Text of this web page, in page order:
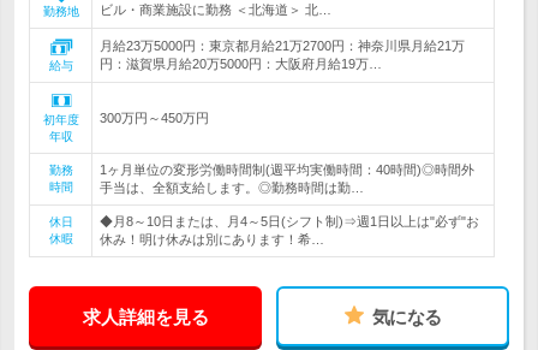
勤務地
ビル・商業施設に勤務 ＜北海道＞ 北…
給与
月給23万5000円：東京都月給21万2700円：神奈川県月給21万
円：滋賀県月給20万5000円：大阪府月給19万…
初年度
年収
300万円～450万円
勤務
時間
1ヶ月単位の変形労働時間制(週平均実働時間：40時間)◎時間外
手当は、全額支給します。◎勤務時間は勤…
休日
休暇
◆月8～10日または、月4～5日(シフト制)⇒週1日以上は"必ず"お
休み！明け休みは別にあります！希…
求人詳細を見る 気になる